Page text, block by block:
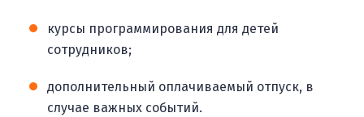
курсы программирования для детей
сотрудников;
дополнительный оплачиваемый отпуск, в
случае важных событий.